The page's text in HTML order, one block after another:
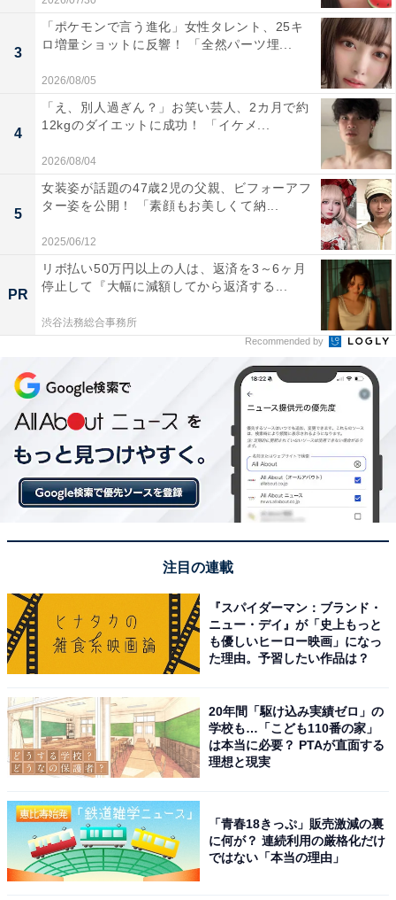
3
「ポケモンで言う進化」女性タレント、25キ
ロ増量ショットに反響！ 「全然パーツ埋...
2026/08/05
4
「え、別人過ぎん？」お笑い芸人、2カ月で約
12kgのダイエットに成功！ 「イケメ...
2026/08/04
5
女装姿が話題の47歳2児の父親、ビフォーアフ
ター姿を公開！ 「素顔もお美しくて納...
2025/06/12
PR
リボ払い50万円以上の人は、返済を3～6ヶ月
停止して『大幅に減額してから返済する...
渋谷法務総合事務所
Recommended by
注目の連載
『スパイダーマン：ブランド・
ニュー・デイ』が「史上もっと
も優しいヒーロー映画」になっ
た理由。予習したい作品は？
20年間「駆け込み実績ゼロ」の
学校も…「こども110番の家」
は本当に必要？ PTAが直面する
理想と現実
「青春18きっぷ」販売激減の裏
に何が？ 連続利用の厳格化だけ
ではない「本当の理由」